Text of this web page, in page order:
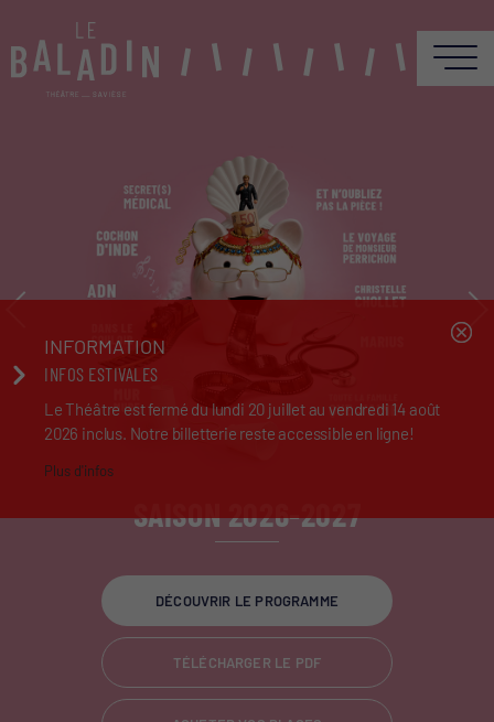
SAISON 2026-2027
DÉCOUVRIR LE PROGRAMME
TÉLÉCHARGER LE PDF
INFORMATION
INFOS ESTIVALES
Le Théâtre est fermé du lundi 20 juillet au vendredi 14 août
2026 inclus. Notre billetterie reste accessible en ligne!
Plus d'infos